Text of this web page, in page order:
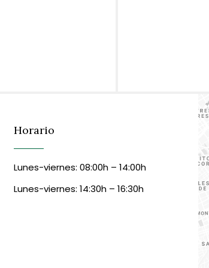
Horario
Lunes-viernes: 08:00h – 14:00h
Lunes-viernes: 14:30h – 16:30h